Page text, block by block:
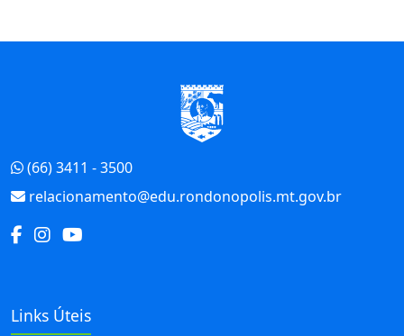
(66) 3411 - 3500
relacionamento@edu.rondonopolis.mt.gov.br
Links Úteis